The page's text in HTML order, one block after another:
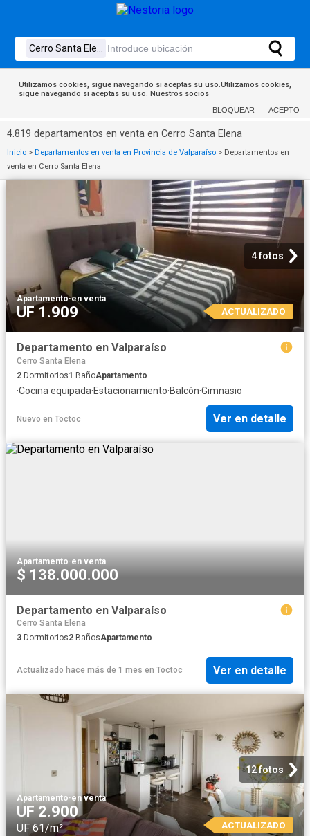
Utilizamos cookies, sigue navegando si aceptas su uso.Utilizamos cookies,
sigue navegando si aceptas su uso. Nuestros socios
BLOQUEAR ACEPTO
4.819 departamentos en venta en Cerro Santa Elena
Inicio > Departamentos en venta en Provincia de Valparaíso > Departamentos en
venta en Cerro Santa Elena
4 fotos
Apartamento·en venta
UF 1.909 ACTUALIZADO
Departamento en Valparaíso
Cerro Santa Elena
2 Dormitorios1 BañoApartamento
·Cocina equipada·Estacionamiento·Balcón·Gimnasio
Nuevo en Toctoc Ver en detalle
Apartamento·en venta
$ 138.000.000
Departamento en Valparaíso
Cerro Santa Elena
3 Dormitorios2 BañosApartamento
Actualizado hace más de 1 mes en Toctoc Ver en detalle
12 fotos
Apartamento·en venta
UF 2.900
UF 61/m² ACTUALIZADO